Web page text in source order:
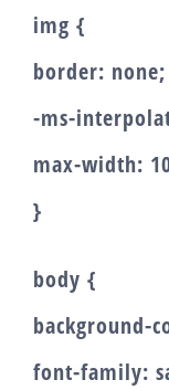
img {
border: none;
-ms-
max-width:
}
body {
background-
font-family: